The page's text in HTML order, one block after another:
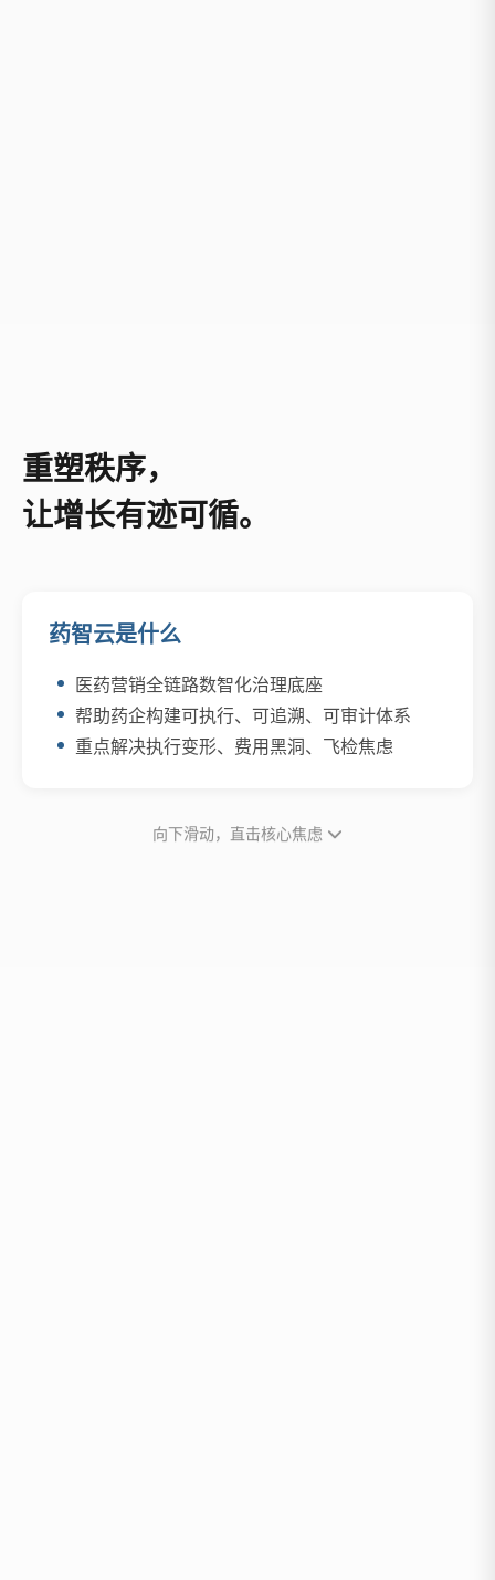
重塑秩序，
让增长有迹可循。
药智云是什么
医药营销全链路数智化治理底座
帮助药企构建可执行、可追溯、可审计体系
重点解决执行变形、费用黑洞、飞检焦虑
向下滑动，直击核心焦虑